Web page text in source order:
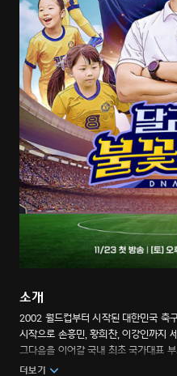
소개
2002 월드컵부터 시작된 대한민국 축
시작으로 손흥민, 황희찬, 이강인까지
그다음을 이어갈 국내 최초 국가대표
U-7 여자 축구단 <불꽃소녀 FC>가 온
더보기